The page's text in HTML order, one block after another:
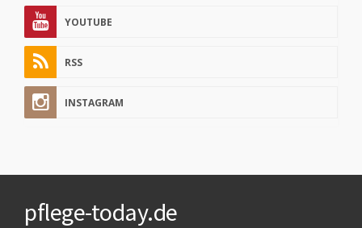
YOUTUBE
RSS
INSTAGRAM
pflege-today.de